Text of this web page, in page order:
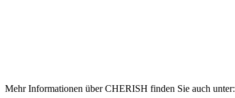
Mehr Informationen über CHERISH finden Sie auch unter: